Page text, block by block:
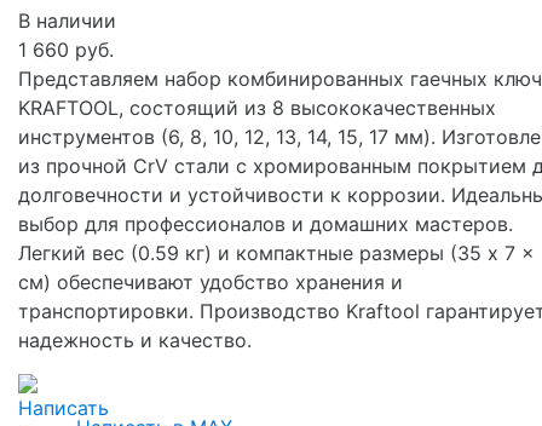
В наличии
1 660 руб.
Представляем набор комбинированных гаечных
KRAFTOOL, состоящий из 8 высококачественных
инструментов (6, 8, 10, 12, 13, 14, 15, 17 мм).
из прочной CrV стали с хромированным покрытием
долговечности и устойчивости к коррозии.
выбор для профессионалов и домашних мастеров.
Легкий вес (0.59 кг) и компактные размеры (35 x 7 x
см) обеспечивают удобство хранения и
транспортировки. Производство Kraftool
надежность и качество.